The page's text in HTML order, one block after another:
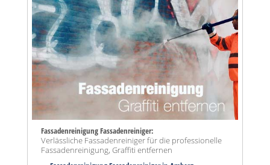
Fassadenreinigung Fassadenreiniger:
Verlässliche Fassadenreiniger für die professionelle
Fassadenreinigung, Graffiti entfernen